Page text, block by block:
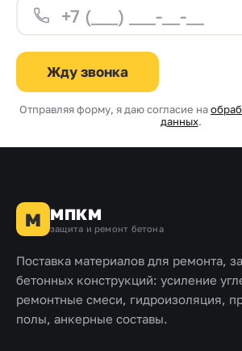
Жду звонка
Отправляя форму, я даю согласие на
данных.
М МПКМ
защита и ремонт бетона
Поставка материалов для ремонта,
бетонных конструкций: усиление
ремонтные смеси, гидроизоляция,
полы, анкерные составы.